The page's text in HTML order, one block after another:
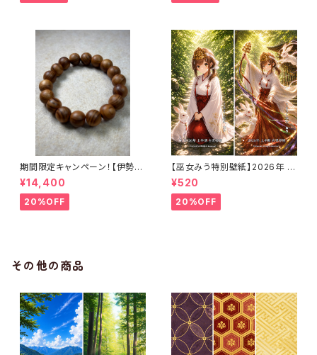
期間限定キャンペーン！【伊勢御
山杉の祈願ブレスレット】清めと
信仰の御神木（10mm玉・約16c
m）｜うまさくセレクト3ヶ月利用
コード付き
¥14,400
20%OFF
【巫女みう特別壁紙】2026年 上
半期 白兎導姫〈カレンダー無し・
1ヶ月利用コード付き〉
¥520
20%OFF
その他の商品